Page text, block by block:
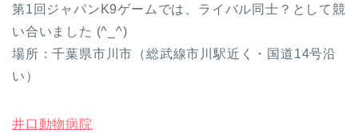
第1回ジャパンK9ゲームでは、ライバル同士？として競
い合いました (^_^)
場所：千葉県市川市（総武線市川駅近く・国道14号沿
い）
井口動物病院